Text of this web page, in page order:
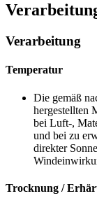
Verarbeitung
Temperatur
Die gemäß
hergestellten
bei Luft-,
und bei zu
direkter
Trocknung /